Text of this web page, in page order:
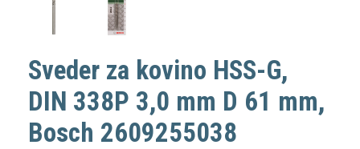
Sveder za kovino HSS-G,
DIN 338P 3,0 mm D 61 mm,
Bosch 2609255038